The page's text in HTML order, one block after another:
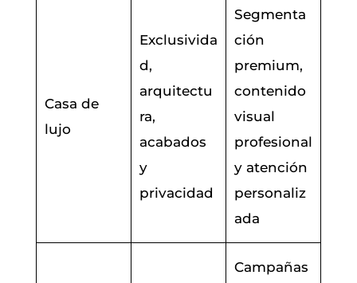
Casa de
lujo
Exclusivida
d,
arquitectu
ra,
acabados
y
privacidad
Segmenta
ción
premium,
contenido
visual
profesional
y atención
personaliz
ada
Campañas